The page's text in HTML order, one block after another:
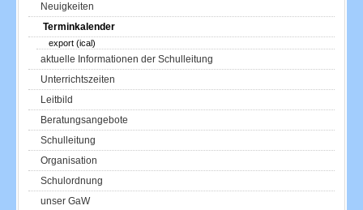
Neuigkeiten
Terminkalender
export (ical)
aktuelle Informationen der Schulleitung
Unterrichtszeiten
Leitbild
Beratungsangebote
Schulleitung
Organisation
Schulordnung
unser GaW